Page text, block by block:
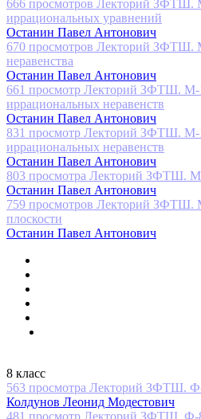
666 просмотров Лекторий ЗФТШ.
иррациональных уравнений
Останин Павел Антонович
670 просмотров Лекторий ЗФТШ.
неравенства
Останин Павел Антонович
661 просмотр Лекторий ЗФТШ. М-
иррациональных неравенств
Останин Павел Антонович
831 просмотр Лекторий ЗФТШ. М-
иррациональных неравенств
Останин Павел Антонович
803 просмотра Лекторий ЗФТШ. М-
Останин Павел Антонович
759 просмотров Лекторий ЗФТШ.
плоскости
Останин Павел Антонович
8 класс
563 просмотра Лекторий ЗФТШ. Ф-
Колдунов Леонид Модестович
481 просмотр Лекторий ЗФТШ. Ф-8.